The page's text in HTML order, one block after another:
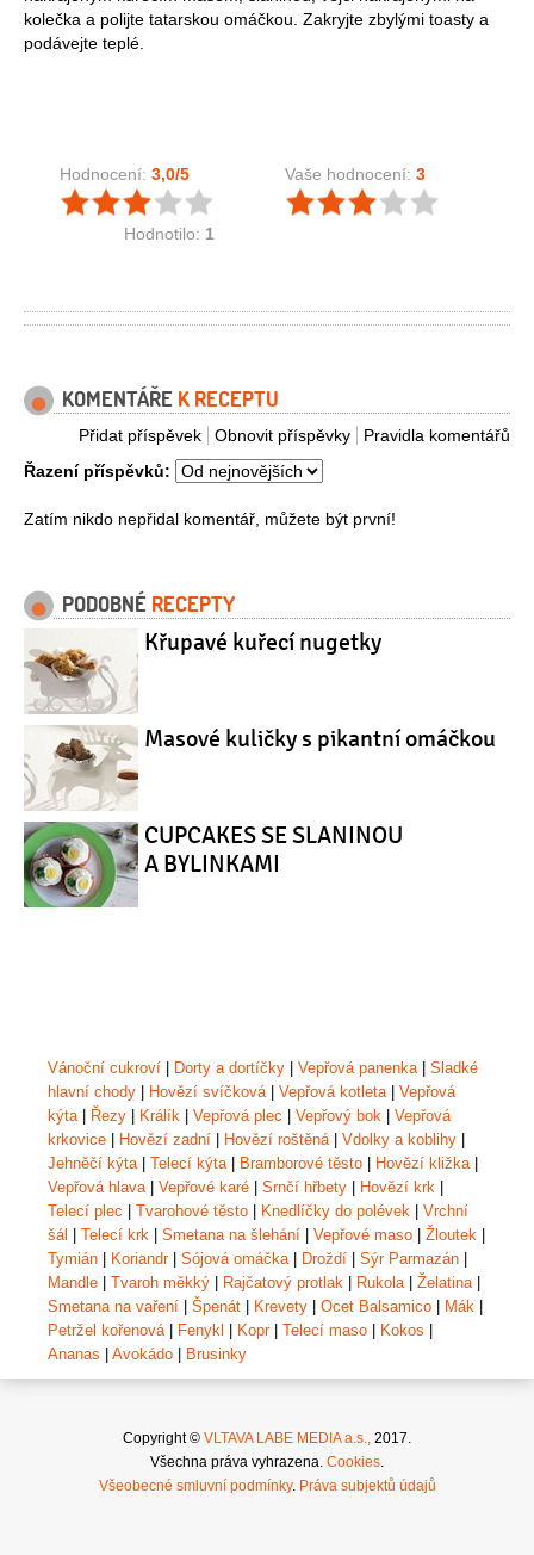
kolečka a polijte tatarskou omáčkou. Zakryjte zbylými toasty a
podávejte teplé.
Hodnocení: 3,0/5
Hodnotilo: 1
Vaše hodnocení: 3
KOMENTÁŘE K RECEPTU
Pravidla komentářů
Obnovit příspěvky
Přidat příspěvek
Řazení příspěvků:
Zatím nikdo nepřidal komentář, můžete být první!
PODOBNÉ RECEPTY
Křupavé kuřecí nugetky
Masové kuličky s pikantní omáčkou
CUPCAKES SE SLANINOU
A BYLINKAMI
Vánoční cukroví Dorty a dortíčky Vepřová panenka| Sladké
hlavní chody
Hovězí svíčková| Vepřová kotleta| Vepřová
kýta| Řezy Králík Vepřová plec Vepřový bok
Vepřová
krkovice
Hovězí zadní Hovězí roštěná| Vdolky a koblihy
Jehněčí kýta| Telecí kýta| Bramborové těsto Hovězí kližka|
Vepřová hlava| Vepřové karé Srnčí hřbety Hovězí krk
Telecí plec
Tvarohové těsto Knedlíčky do polévek
Vrchní
šál
Telecí krk Smetana na šlehání Vepřové maso Žloutek
Tymián
Koriandr| Sójová omáčka| Droždí Sýr Parmazán
Mandle
Tvaroh měkký Rajčatový protlak Rukola| Želatina|
Smetana na vaření
Špenát Krevety Ocet Balsamico Mák
Petržel kořenová| Fenykl Kopr| Telecí maso Kokos
Ananas
Avokádo Brusinky
Copyright © VLTAVA LABE MEDIA a.s., 2017.
Všechna práva vyhrazena. Cookies.
Všeobecné smluvní podmínky. Práva subjektů údajů